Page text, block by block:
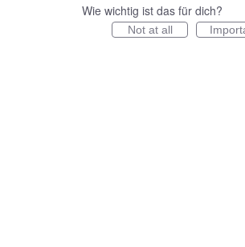
Wie wichtig ist das für dich?
Not at all